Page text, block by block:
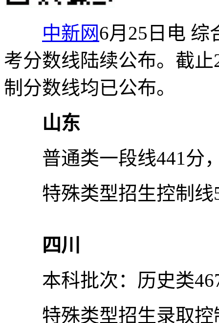
中新网6月25日电 综
考分数线陆续公布。截
制分数线均已公布。
山东
普通类一段线441分
特殊类型招生控制线
四川
本科批次：历史类467
特殊类型招生录取控